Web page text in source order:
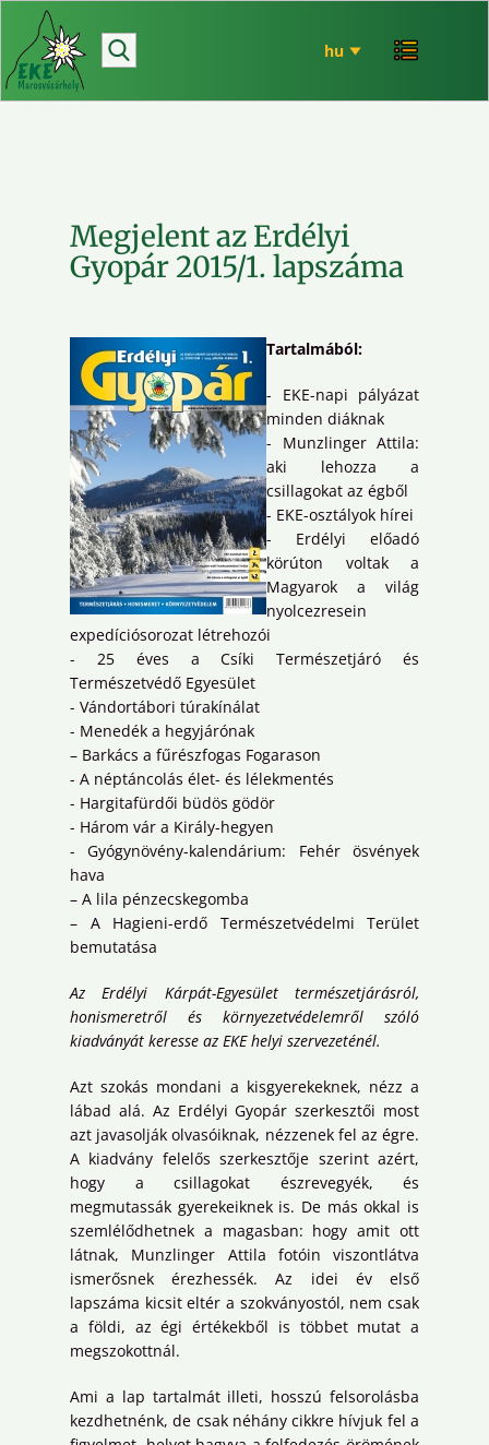
hírek
bemutatkozó
EKE történet
ökó
Megjelent az Erdélyi
Gyopár 2015/1. lapszáma
Tartalmából:
- EKE-napi pályázat
minden diáknak
- Munzlinger Attila:
aki lehozza a
csillagokat az égből
- EKE-osztályok hírei
- Erdélyi előadó
körúton voltak a
Magyarok a világ
nyolcezresein
expedíciósorozat létrehozói
- 25 éves a Csíki Természetjáró és
Természetvédő Egyesület
- Vándortábori túrakínálat
- Menedék a hegyjárónak
– Barkács a fűrészfogas Fogarason
- A néptáncolás élet- és lélekmentés
- Hargitafürdői büdös gödör
- Három vár a Király-hegyen
- Gyógynövény-kalendárium: Fehér ösvények
hava
– A lila pénzecskegomba
– A Hagieni-erdő Természetvédelmi Terület
bemutatása
Az Erdélyi Kárpát-Egyesület természetjárásról,
honismeretről és környezetvédelemről szóló
kiadványát keresse az EKE helyi szervezeténél.
Azt szokás mondani a kisgyerekeknek, nézz a
lábad alá. Az Erdélyi Gyopár szerkesztői most
azt javasolják olvasóiknak, nézzenek fel az égre.
A kiadvány felelős szerkesztője szerint azért,
hogy a csillagokat észrevegyék, és
megmutassák gyerekeiknek is. De más okkal is
szemlélődhetnek a magasban: hogy amit ott
látnak, Munzlinger Attila fotóin viszontlátva
ismerősnek érezhessék. Az idei év első
lapszáma kicsit eltér a szokványostól, nem csak
a földi, az égi értékekből is többet mutat a
megszokottnál.
Ami a lap tartalmát illeti, hosszú felsorolásba
kezdhetnénk, de csak néhány cikkre hívjuk fel a